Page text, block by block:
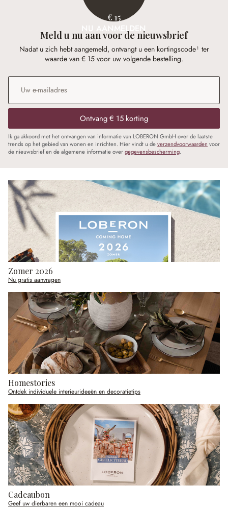
€ 15
NU AANMELDEN
Meld u nu aan voor de nieuwsbrief
Nadat u zich hebt aangemeld, ontvangt u een kortingscode¹ ter
waarde van € 15 voor uw volgende bestelling.
E-mailadres
Ontvang € 15 korting
Ik ga akkoord met het ontvangen van informatie van LOBERON GmbH over de laatste
trends op het gebied van wonen en inrichten. Hier vindt u deverzendvoorwaarden voor
de nieuwsbrief en de algemene informatie overgegevensbescherming.
Zomer 2026
Nu gratis aanvragen
Homestories
Ontdek individuele interieurideeën en decoratietips
Cadeaubon
Geef uw dierbaren een mooi cadeau